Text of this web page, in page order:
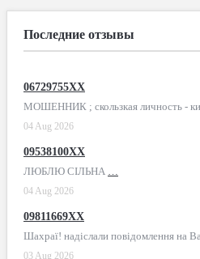
Последние отзывы
06729755XX
МОШЕННИК ; скользкая личность -
04 Aug 2026
09538100XX
ЛЮБЛЮ СІЛЬНА …
04 Aug 2026
09811669XX
Шахраї! надіслали повідомлення на
03 Aug 2026